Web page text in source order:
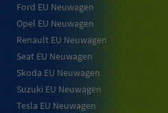
Ford EU Neuwagen
Opel EU Neuwagen
Renault EU Neuwagen
Seat EU Neuwagen
Skoda EU Neuwagen
Suzuki EU Neuwagen
Tesla EU Neuwagen